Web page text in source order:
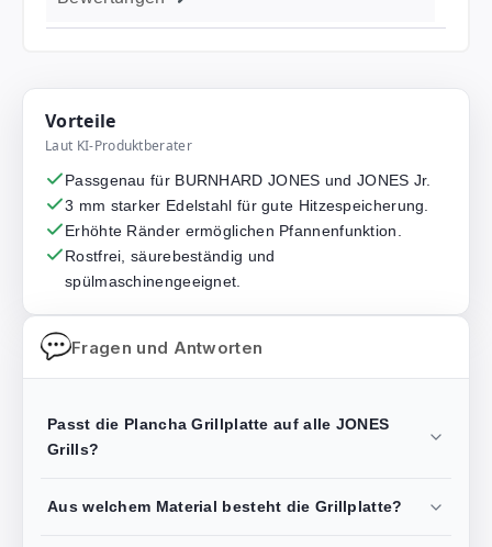
Vorteile
Laut KI-Produktberater
Passgenau für BURNHARD JONES und JONES Jr.
3 mm starker Edelstahl für gute Hitzespeicherung.
Erhöhte Ränder ermöglichen Pfannenfunktion.
Rostfrei, säurebeständig und
spülmaschinengeeignet.
Fragen und Antworten
Passt die Plancha Grillplatte auf alle JONES
Grills?
Aus welchem Material besteht die Grillplatte?